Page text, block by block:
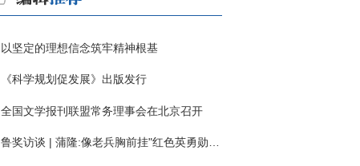
以坚定的理想信念筑牢精神根基
《科学规划促发展》出版发行
全国文学报刊联盟常务理事会在北京召开
鲁奖访谈 | 蒲隆:像老兵胸前挂"红色英勇勋章"